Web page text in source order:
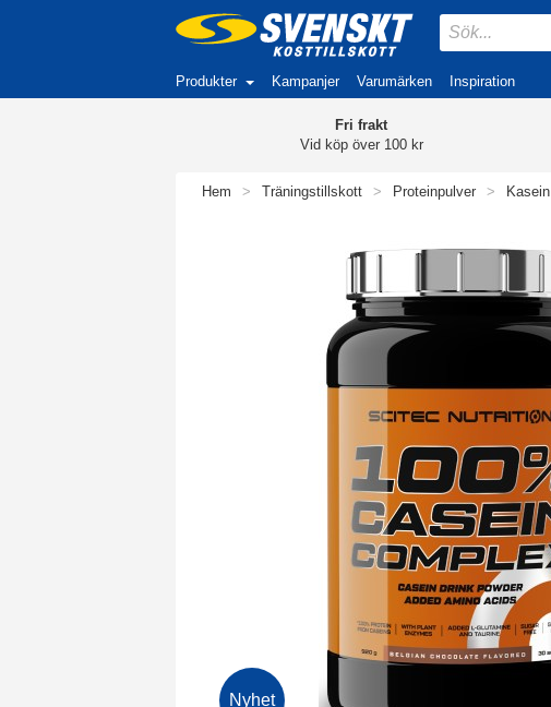
Produkter Kampanjer Varumärken Inspiration
Fri frakt
Vid köp över 100 kr
Hem > Träningstillskott > Proteinpulver > Kasein
Nyhet